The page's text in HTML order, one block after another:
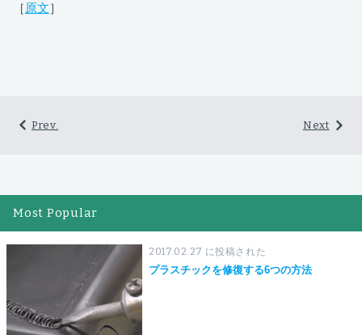
［ 原文］
Next
Prev.
Most Popular
2017.02.27 に投稿された
プラスチックを修復する6つの方法